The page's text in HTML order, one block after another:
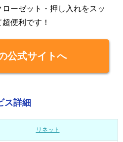
ローゼット・押し入れをスッ
便利です！
公式サイトへ
ス詳細
リネット